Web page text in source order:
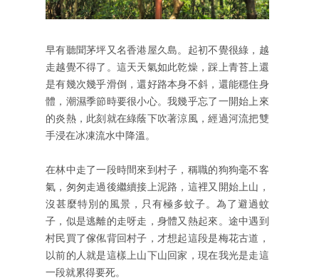
早有聽聞茅坪又名香港屋久島。起初不覺很綠，越
走越覺不得了。這天天氣如此乾燥，踩上青苔上還
是有幾次幾乎滑倒，還好路本身不斜，還能穩住身
體，潮濕季節時要很小心。我幾乎忘了一開始上來
的炎熱，此刻就在綠蔭下吹著涼風，經過河流把雙
手浸在冰凍流水中降溫。
在林中走了一段時間來到村子，稱職的狗狗毫不客
氣，匆匆走過後繼續接上泥路，這裡又開始上山，
沒甚麼特別的風景，只有極多蚊子。為了避過蚊
子，似是逃離的走呀走，身體又熱起來。途中遇到
村民買了傢俬背回村子，才想起這段是梅花古道，
以前的人就是這樣上山下山回家，現在我光是走這
一段就累得要死。